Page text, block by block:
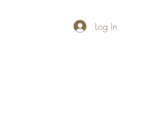
Log In